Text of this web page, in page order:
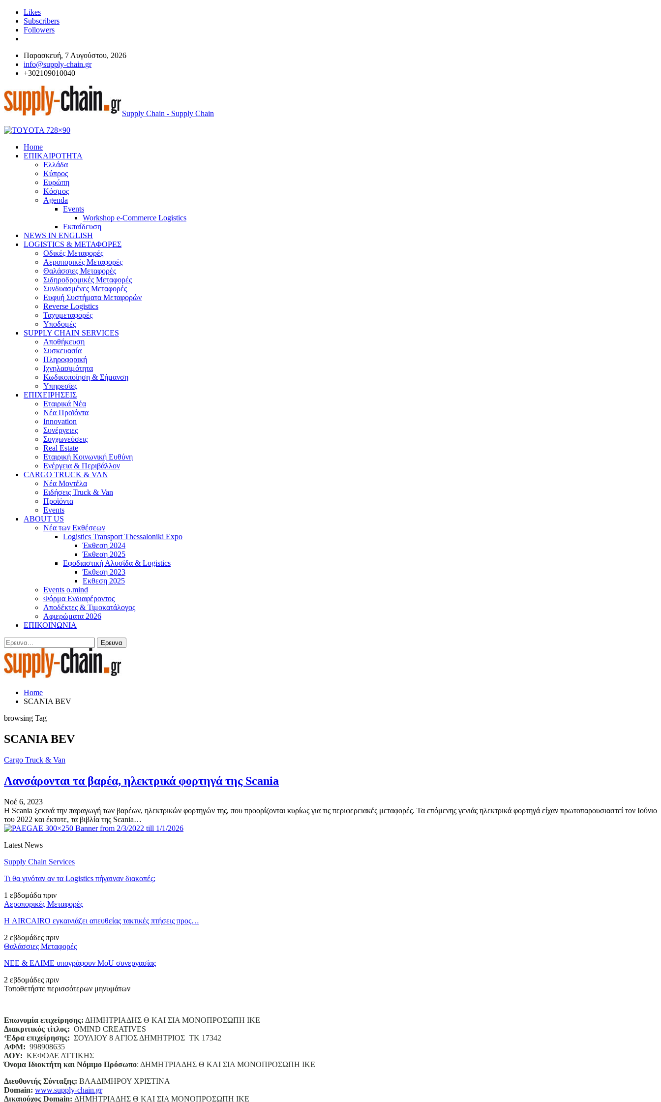
Likes
Subscribers
Followers
Παρασκευή, 7 Αυγούστου, 2026
info@supply-chain.gr
+302109010040
Supply Chain - Supply Chain
Home
ΕΠΙΚΑΙΡΟΤΗΤΑ
Ελλάδα
Κύπρος
Ευρώπη
Κόσμος
Agenda
Events
Workshop e-Commerce Logistics
Εκπαίδευση
NEWS IN ENGLISH
LOGISTICS & ΜΕΤΑΦΟΡΕΣ
Οδικές Μεταφορές
Αεροπορικές Μεταφορές
Θαλάσσιες Μεταφορές
Σιδηροδρομικές Μεταφορές
Συνδυασμένες Μεταφορές
Ευφυή Συστήματα Μεταφορών
Reverse Logistics
Ταχυμεταφορές
Υποδομές
SUPPLY CHAIN SERVICES
Αποθήκευση
Συσκευασία
Πληροφορική
Ιχνηλασιμότητα
Κωδικοποίηση & Σήμανση
Υπηρεσίες
ΕΠΙΧΕΙΡΗΣΕΙΣ
Εταιρικά Νέα
Νέα Προϊόντα
Innovation
Συνέργειες
Συγχωνεύσεις
Real Estate
Εταιρική Κοινωνική Ευθύνη
Ενέργεια & Περιβάλλον
CARGO TRUCK & VAN
Νέα Μοντέλα
Ειδήσεις Truck & Van
Προϊόντα
Events
ABOUT US
Νέα των Εκθέσεων
Logistics Transport Thessaloniki Expo
Έκθεση 2024
Έκθεση 2025
Εφοδιαστική Αλυσίδα & Logistics
Έκθεση 2023
Εκθεση 2025
Events o.mind
Φόρμα Ενδιαφέροντος
Αποδέκτες & Τιμοκατάλογος
Αφιερώματα 2026
ΕΠΙΚΟΙΝΩΝΙΑ
Home
SCANIA BEV
browsing Tag
SCANIA BEV
Cargo Truck & Van
Λανσάρονται τα βαρέα, ηλεκτρικά φορτηγά της Scania
Νοέ 6, 2023
Η Scania ξεκινά την παραγωγή των βαρέων, ηλεκτρικών φορτηγών της, που προορίζονται κυρίως για τις περιφερειακές μεταφορές. Τα επόμενης γενιάς ηλεκτρικά φορτηγά είχαν πρωτοπαρουσιαστεί τον Ιούνιο
του 2022 και έκτοτε, τα βιβλία της Scania…
Latest News
Supply Chain Services
Τι θα γινόταν αν τα Logistics πήγαιναν διακοπές;
1 εβδομάδα πριν
Αεροπορικές Μεταφορές
Η AIRCAIRO εγκαινιάζει απευθείας τακτικές πτήσεις προς…
2 εβδομάδες πριν
Θαλάσσιες Μεταφορές
ΝΕΕ & ΕΛΙΜΕ υπογράφουν MoU συνεργασίας
2 εβδομάδες πριν
Τοποθετήστε περισσότερων μηνυμάτων
Επωνυμία επιχείρησης: ΔΗΜΗΤΡΙΑΔΗΣ Θ ΚΑΙ ΣΙΑ ΜΟΝΟΠΡΟΣΩΠΗ ΙΚΕ
Διακριτικός τίτλος: ΟΜΙΝD CREATIVES
‘Eδρα επιχείρησης: ΣΟΥΛΙΟΥ 8 ΑΓΙΟΣ ΔΗΜΗΤΡΙΟΣ ΤΚ 17342
ΑΦΜ: 998908635
ΔΟΥ: ΚΕΦΟΔΕ ΑΤΤΙΚΗΣ
Όνομα Ιδιοκτήτη και Νόμιμο Πρόσωπο: ΔΗΜΗΤΡΙΑΔΗΣ Θ ΚΑΙ ΣΙΑ ΜΟΝΟΠΡΟΣΩΠΗ ΙΚΕ
Διευθυντής Σύνταξης: ΒΛΑΔΙΜΗΡΟΥ ΧΡΙΣΤΙΝΑ
Domain: www.supply-chain.gr
Δικαιούχος Domain: ΔΗΜΗΤΡΙΑΔΗΣ Θ ΚΑΙ ΣΙΑ ΜΟΝΟΠΡΟΣΩΠΗ ΙΚΕ